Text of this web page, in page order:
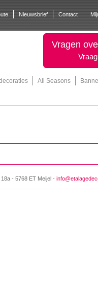
Nieuwsbrief Contact
Vragen
All Seasons
- 5768 ET Meijel -